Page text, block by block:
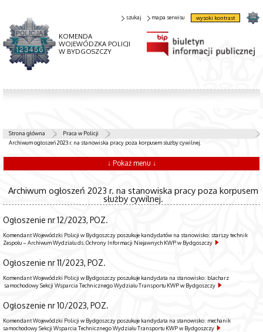
KOMENDA
WOJEWÓDZKA POLICJI
W BYDGOSZCZY
szukaj mapa serwisu wysoki kontrast
Strona główna
Praca w Policji
Archiwum ogłoszeń 2023 r. na stanowiska pracy poza korpusem służby cywilnej.
↓ Pokaż menu ↓
Archiwum ogłoszeń 2023 r. na stanowiska pracy poza korpusem
służby cywilnej.
Ogłoszenie nr 12/2023, POZ.
Komendant Wojewódzki Policji w Bydgoszczy poszukuje kandydatów na stanowisko: starszy technik
Zespołu – Archiwum Wydziału ds. Ochrony Informacji Niejawnych KWP w Bydgoszczy
Ogłoszenie nr 11/2023, POZ.
Komendant Wojewódzki Policji w Bydgoszczy poszukuje kandydata na stanowisko: blacharz
samochodowy Sekcji Wsparcia Technicznego Wydziału Transportu KWP w Bydgoszczy
Ogłoszenie nr 10/2023, POZ.
Komendant Wojewódzki Policji w Bydgoszczy poszukuje kandydata na stanowisko: mechanik
samochodowy Sekcji Wsparcia Technicznego Wydziału Transportu KWP w Bydgoszczy